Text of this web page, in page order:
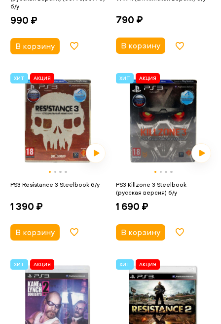
б/у
990 ₽
В корзину
790 ₽
В корзину
ХИТ АКЦИЯ
PS3 Resistance 3 Steelbook б/у
1 390 ₽
В корзину
ХИТ АКЦИЯ
PS3 Killzone 3 Steelbook
(русская версия) б/у
1 690 ₽
В корзину
ХИТ АКЦИЯ ХИТ АКЦИЯ